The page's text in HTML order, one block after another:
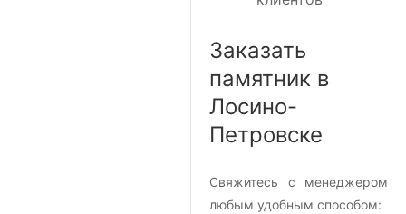
Заказать
памятник в
Лосино-
Петровске
Свяжитесь с менеджером
любым удобным способом: